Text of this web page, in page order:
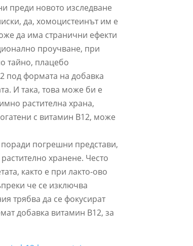
преди новото изследване
да, хомоцистеинът им е
да има странични ефекти
проучване, при
тайно, плацебо
под формата на добавка
И така, това може би е
растителна храна,
с витамин B12, може
погрешни представи,
хранене. Често
както е при лакто-ово
че се изключва
трябва да се фокусират
добавка витамин B12, за